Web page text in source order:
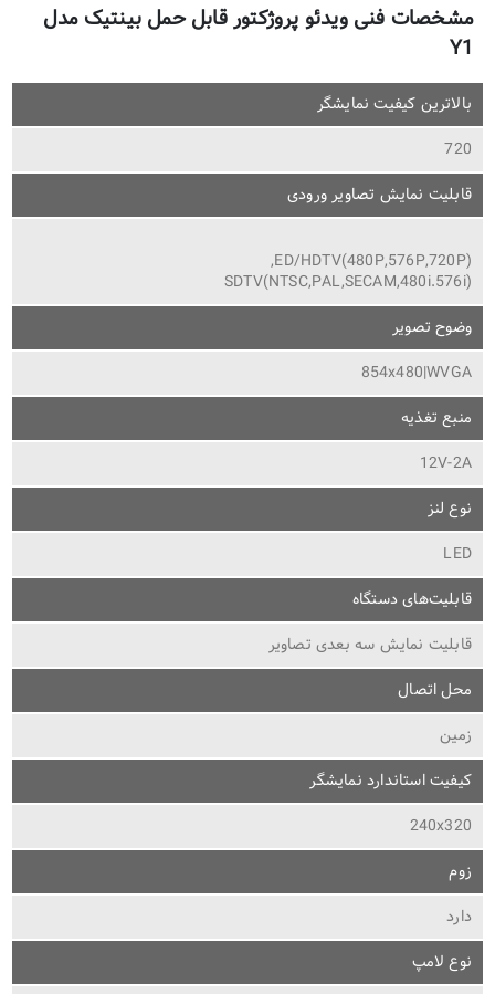
مشخصات فنی ویدئو پروژکتور قابل حمل بینتیک مدل
Y1
بالاترین کیفیت نمایشگر
720
قابلیت نمایش تصاویر ورودی
(ED/HDTV(480P,576P,720P,
(SDTV(NTSC,PAL,SECAM,480i.576i
وضوح تصویر
854x480|WVGA
منبع تغذیه
12V-2A
نوع لنز
LED
قابلیت‌های دستگاه
قابلیت نمایش سه بعدی تصاویر
محل اتصال
زمین
کیفیت استاندارد نمایشگر
240x320
زوم
دارد
نوع لامپ